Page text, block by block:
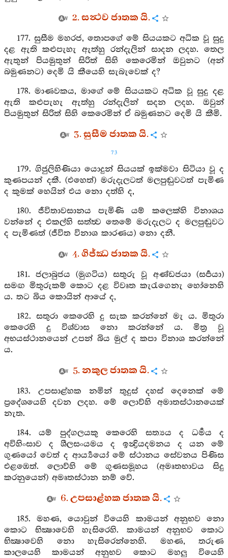
2. සන්‍ථව ජාතක යි.
177. සුසීම මහරජ, තොපගේ මේ සියයකට අධික වූ සුදු
දළ ඇති කළුපැහැ ඇත්හු රන්දැලින් සාදන ලදහ. තෙල
ඇතුන් පියමුතුන් සිරිත් සිහි කෙරෙමින් ඔවුනට (අන්
බමුණනට) දෙමි යි කීයෙහි සැබැවෙක් ද?
178. මාණවකය, මාගේ මේ සියයකට අධික වූ සුදු දළ
ඇති කළුපැහැ ඇත්හු රන්දැලින් සදන ලදහ. ඔවුන්
පියමුතුන් සිරිත් සිහි කෙරෙමින් ඒ බමුණනට දෙමි යි කීමි.
3. සුසීම ජාතක යි.
73
179. ගිජුලිහිණියා යොදුන් සියයක් ඉක්මවා සිටියා වූ ද
කුණපයන් දකී. (එහෙත්) මරුදැලටත් මලපුඬුවටත් පැමිණ
ද කුමක් හෙයින් එය නො දත්හි ද,
180. ජීවිතාවසානය පැමිණි යම් කලෙක්හි විනාශය
වන්නේ ද එකල්හි සත්ත්‍ව තෙමේ මරුදැලට ද මලපුඬුවට
ද පැමිණත් (ජීවිත විනාශ කාරණය) නො දනී.
4. ගිජ්ඣ ජාතක යි.
181. ජලාබුජය (මුගටිය) සතුරු වූ අණ්ඩජයා (සර්‍පයා)
සමඟ මිතුරුකම් කොට දළ විවෘත කැරැගෙනැ හෝනෙහි
ය. තට බිය කොයින් ආයේ ද,
182. සතුරා කෙරෙහි දු සැක කරන්නේ මැ ය. මිතුරා
කෙරෙහි දු විශ්වාස නො කරන්නේ ය. මිත්‍ර වූ
අභයස්ථානයෙන් උපන් බිය මුල් ද කපා විනාශ කරන්නේ
ය.
5. නකුල ජාතක යි.
183. උපසාළ්හක නමින් තුදුස් දහස් දෙනෙක් මේ
ප්‍රදේශයෙහි දවන ලදහ. මේ ලොව්හි අමාතස්ථානයෙක්
නැත.
184. යම් පුද්ගලයකු කෙරෙහි සත්‍යය ද ධර්‍මය ද
අවිහිංසාව ද ශීලසංයමය ද ඉන්‍ද්‍රියදමනය ද යන මේ
ගුණයෝ වෙත් ද ආර්‍ය්‍යයෝ මේ ස්ථානය සේවනය පිණිස
එළඹෙත්. ලොව්හි මේ ගුණසමූහය (අමෘතභාවය සිදු
කරනුයෙන්) අමෘතස්ථාන නම් වේ.
6. උපසාළ්හක ජාතක යි.
185. මහණ, යොවුන් වියෙහි කාමයන් අනුභව නො
කොට භික්‍ෂාවෙහි හැසිරෙහි. කාමයන් අනුභව කොට
භික්‍ෂාවෙහි නො හැසිරෙන්නෙහි. මහණ, තරුණ
කාලයෙහි කාමයන් අනුභව කොට මහලු වියෙහි